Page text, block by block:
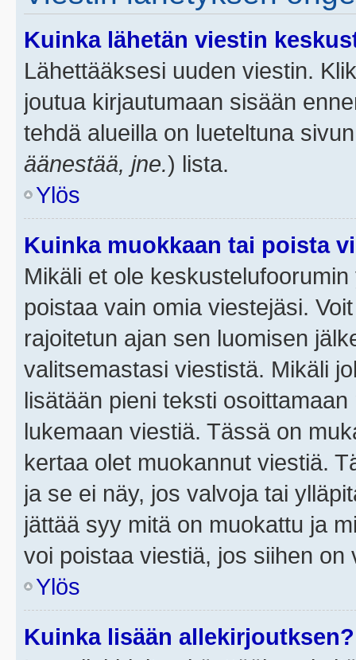
Kuinka lähetän viestin
Lähettääksesi uuden viestin.
joutua kirjautumaan sisään
tehdä alueilla on lueteltuna
äänestää, jne.) lista.
Ylös
Kuinka muokkaan tai poista
Mikäli et ole
poistaa vain omia viestejäsi.
rajoitetun ajan sen luomisen
valitsemastasi viestistä. Mikäli
lisätään pieni teksti
lukemaan viestiä. Tässä on
kertaa olet muokannut viestiä.
ja se ei näy, jos valvoja tai
jättää syy mitä on muokattu ja
voi poistaa viestiä, jos siihen on
Ylös
Kuinka lisään allekirjoutksen?